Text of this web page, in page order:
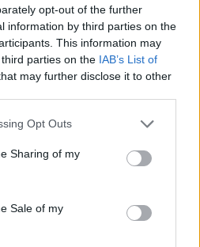
opt-out of the further
information by third parties on the
This information may
parties on the IAB’s List of
may further disclose it to other
Opt Outs
Sharing of my
Sale of my
Facebook
delle news di TecnoGazzetta?